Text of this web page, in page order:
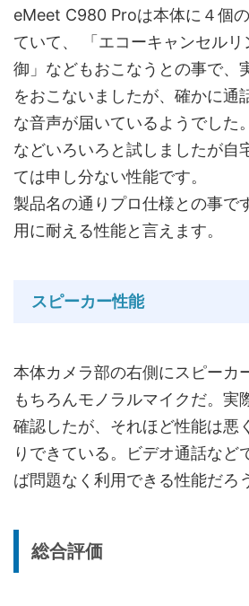
eMeet C980 Proは本体に４個
ていて、 「エコーキャンセルリ
御」などもおこなうとの事で、
をおこないましたが、確かに通
な音声が届いているようでした
などいろいろと試しましたが自
ては申し分ない性能です。
製品名の通りプロ仕様との事で
用に耐える性能と言えます。
スピーカー性能
本体カメラ部の右側にスピーカ
もちろんモノラルマイクだ。実
確認したが、それほど性能は悪
りできている。ビデオ通話など
ば問題なく利用できる性能だろ
総合評価